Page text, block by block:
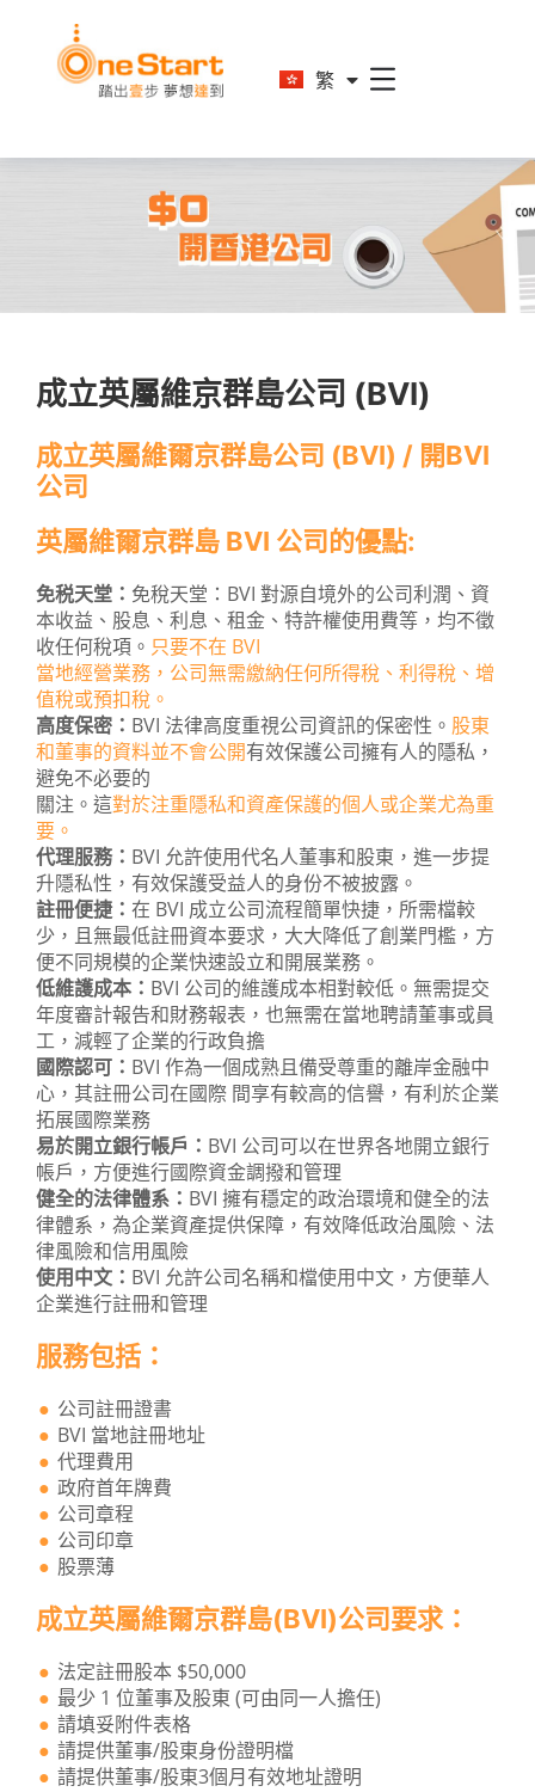
繁
简
成立英屬維京群島公司 (BVI)
成立英屬維爾京群島公司 (BVI) / 開BVI
公司
英屬維爾京群島 BVI 公司的優點:
免税天堂： 免稅天堂：BVI 對源自境外的公司利潤、資
本收益、股息、利息、租金、特許權使用費等，均不徵
收任何稅項。 只要不在 BVI
當地經營業務，公司無需繳納任何所得稅、利得稅、增
值稅或預扣稅。
高度保密： BVI 法律高度重視公司資訊的保密性。 股東
和董事的資料並不會公開有效保護公司擁有人的隱私，
避免不必要的
關注。這對於注重隱私和資產保護的個人或企業尤為重
要。
代理服務： BVI 允許使用代名人董事和股東，進一步提
升隱私性，有效保護受益人的身份不被披露。
註冊便捷： 在 BVI 成立公司流程簡單快捷，所需檔較
少，且無最低註冊資本要求，大大降低了創業門檻，方
便不同規模的企業快速設立和開展業務。
低維護成本： BVI 公司的維護成本相對較低。無需提交
年度審計報告和財務報表，也無需在當地聘請董事或員
工，減輕了企業的行政負擔
國際認可： BVI 作為一個成熟且備受尊重的離岸金融中
心，其註冊公司在國際 間享有較高的信譽，有利於企業
拓展國際業務
易於開立銀行帳戶： BVI 公司可以在世界各地開立銀行
帳戶，方便進行國際資金調撥和管理
健全的法律體系： BVI 擁有穩定的政治環境和健全的法
律體系，為企業資產提供保障，有效降低政治風險、法
律風險和信用風險
使用中文： BVI 允許公司名稱和檔使用中文，方便華人
企業進行註冊和管理
服務包括：
公司註冊證書
BVI 當地註冊地址
代理費用
政府首年牌費
公司章程
公司印章
股票薄
成立英屬維爾京群島(BVI)公司要求：
法定註冊股本 $50,000
最少 1 位董事及股東 (可由同一人擔任)
請填妥附件表格
請提供董事/股東身份證明檔
請提供董事/股東3個月有效地址證明